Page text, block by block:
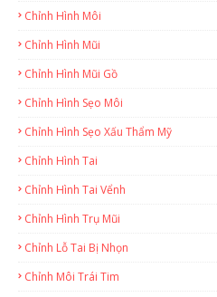
Chỉnh Hình Môi
Chỉnh Hình Mũi
Chỉnh Hình Mũi Gồ
Chỉnh Hình Sẹo Môi
Chỉnh Hình Sẹo Xấu Thẩm Mỹ
Chỉnh Hình Tai
Chỉnh Hình Tai Vểnh
Chỉnh Hình Trụ Mũi
Chỉnh Lỗ Tai Bị Nhọn
Chỉnh Môi Trái Tim